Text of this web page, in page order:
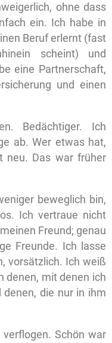
ohne dass
ein. Ich habe in
Beruf erlernt (fast
scheint) und
eine Partnerschaft,
und einen
Bedächtiger. Ich
ab. Wer etwas hat,
neu. Das war früher
beweglich bin,
Ich vertraue nicht
Freund; genau
Freunde. Ich lasse
vorsätzlich. Ich weiß
denen, mit denen ich
die nur in ihm
Schön war